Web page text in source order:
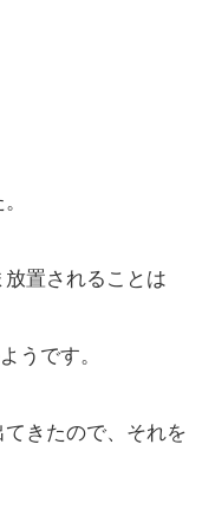
置されることは
うです。
きたので、それを